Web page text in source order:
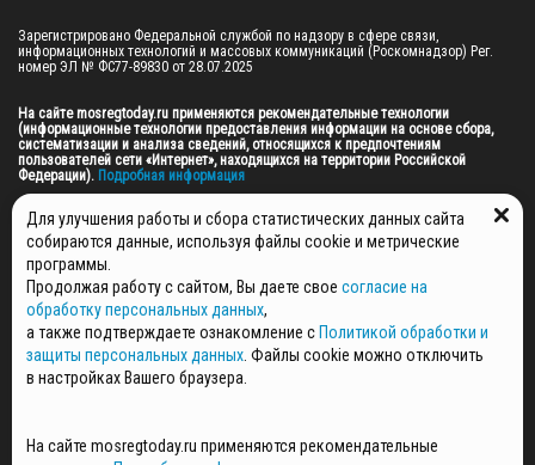
Зарегистрировано Федеральной службой по надзору в сфере связи,
информационных технологий и массовых коммуникаций (Роскомнадзор) Рег.
номер ЭЛ № ФС77-89830 от 28.07.2025
На сайте mosregtoday.ru применяются рекомендательные технологии
(информационные технологии предоставления информации на основе сбора,
систематизации и анализа сведений, относящихся к предпочтениям
пользователей сети «Интернет», находящихся на территории Российской
Федерации). Подробная информация
© 2026 ПРАВА НА ВСЕ МАТЕРИАЛЫ САЙТА ПРИНАДЛЕЖАТ ГАУ МО "ЦИФРОВЫЕ
МЕДИА" (ОГРН: 1255000059467).
ПОЛИТИКА ОБРАБОТКИ И ЗАЩИТЫ ПЕРСОНАЛЬНЫХ ДАННЫХ
НОВОСТИ
ГАЗЕТЫ
РЕКЛАМОДАТЕЛЯМ
СПЕЦПРОЕКТЫ
Для улучшения работы и сбора статистических данных сайта
собираются данные, используя файлы cookie и метрические
программы.
Продолжая работу с сайтом, Вы даете свое согласие на
обработку персональных данных,
а также подтверждаете ознакомление с Политикой обработки и
защиты персональных данных . Файлы cookie можно отключить
в настройках Вашего браузера.
На сайте mosregtoday.ru применяются рекомендательные